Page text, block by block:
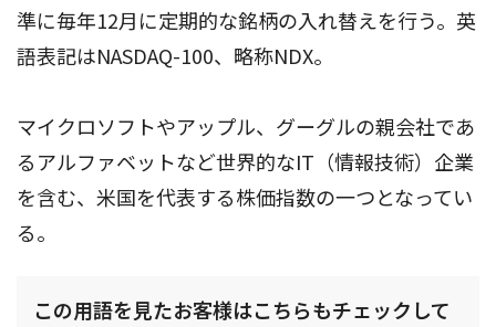
準に毎年12月に定期的な銘柄の入れ替えを行う。英
語表記はNASDAQ-100、略称NDX。
マイクロソフトやアップル、グーグルの親会社であ
るアルファベットなど世界的なIT（情報技術）企業
を含む、米国を代表する株価指数の一つとなってい
る。
この用語を見たお客様はこちらもチェックして